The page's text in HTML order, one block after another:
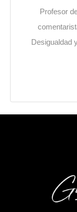
Profesor
Desigualdad